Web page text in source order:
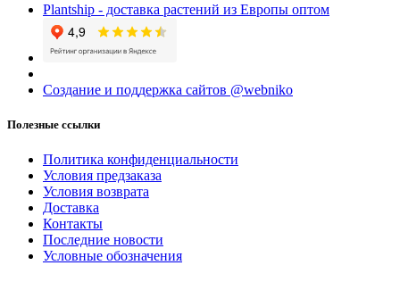
Plantship - доставка растений из Европы оптом
Создание и поддержка сайтов @webniko
Полезные ссылки
Политика конфиденциальности
Условия предзаказа
Условия возврата
Доставка
Контакты
Последние новости
Условные обозначения